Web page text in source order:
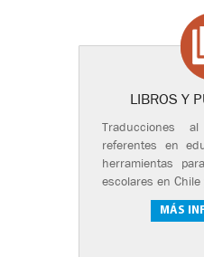
LIBROS Y
Traducciones
referentes en
herramientas
escolares en
MÁS